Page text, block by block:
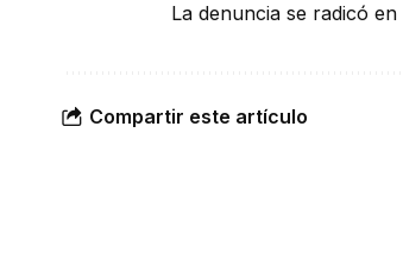
La denuncia se radicó en
Compartir este artículo